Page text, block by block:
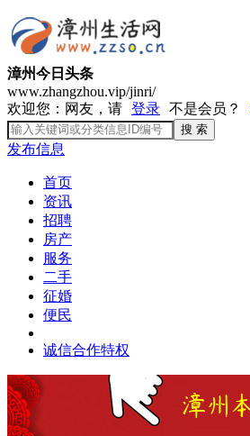
漳州今日头条
www.zhangzhou.vip/jinri/
欢迎您：网友，请 登录 不是会员？
发布信息
首页
资讯
招聘
房产
服务
二手
征婚
便民
诚信合作特权